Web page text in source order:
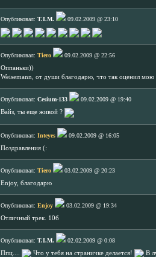
Опубликовал: T.I.M. 09.02.2009 @ 23:10
Опубликовал: Tiero
09.02.2009 @ 22:56
Оппаньки))
Weisemann, от души благодарю, что так оценил мою
Опубликовал: Cesium-133
09.02.2009 @ 19:40
Вайз, ты еще живой ?
Опубликовал: Inteyes
09.02.2009 @ 16:05
Поздравления (:
Опубликовал: Tiero
03.02.2009 @ 20:23
Enjoy, благодарю
Опубликовал: Enjoy
03.02.2009 @ 19:34
Отличный трек. 10б
Опубликовал: T.I.M.
02.02.2009 @ 0:08
Ппц....
Что у тебя на страничке делается! В